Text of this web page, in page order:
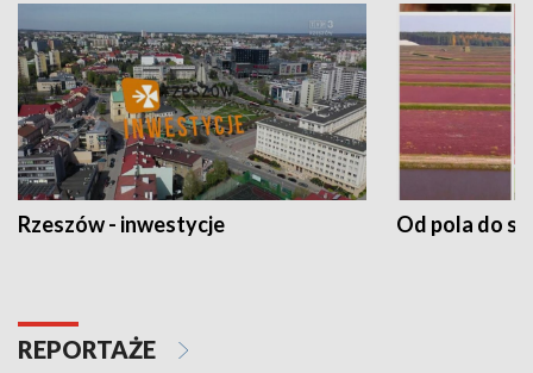
Rzeszów - inwestycje Od pola do
REPORTAŻE